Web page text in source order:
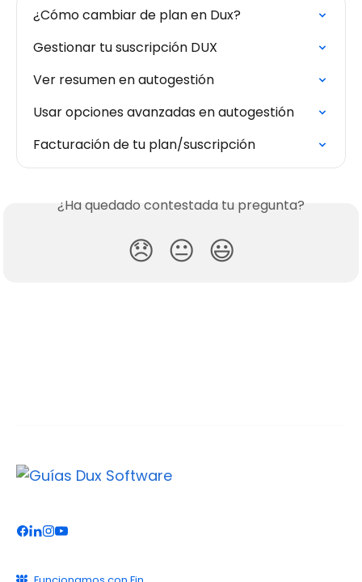
¿Cómo cambiar de plan en Dux?
Gestionar tu suscripción DUX
Ver resumen en autogestión
Usar opciones avanzadas en autogestión
Facturación de tu plan/suscripción
¿Ha quedado contestada tu pregunta?
😞 😐 😃